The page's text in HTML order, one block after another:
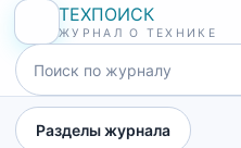
ТЕХПОИСК
ЖУРНАЛ О ТЕХНИКЕ
Разделы журнала